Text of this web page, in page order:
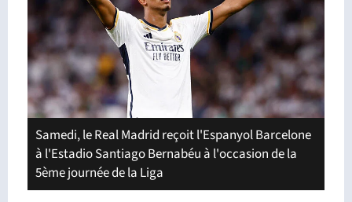
Samedi, le Real Madrid reçoit l'Espanyol Barcelone
à l'Estadio Santiago Bernabéu à l'occasion de la
5ème journée de la Liga